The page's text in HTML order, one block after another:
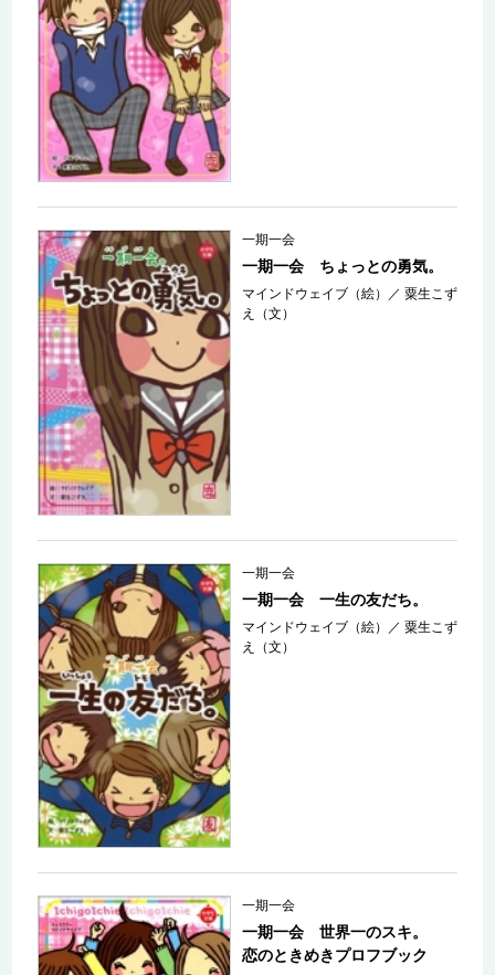
一期一会
一期一会 ちょっとの勇気。
マインドウェイブ（絵） ／粟生こず
え（文）
一期一会
一期一会 一生の友だち。
マインドウェイブ（絵） ／粟生こず
え（文）
一期一会
一期一会 世界一のスキ。
恋のときめきプロフブック